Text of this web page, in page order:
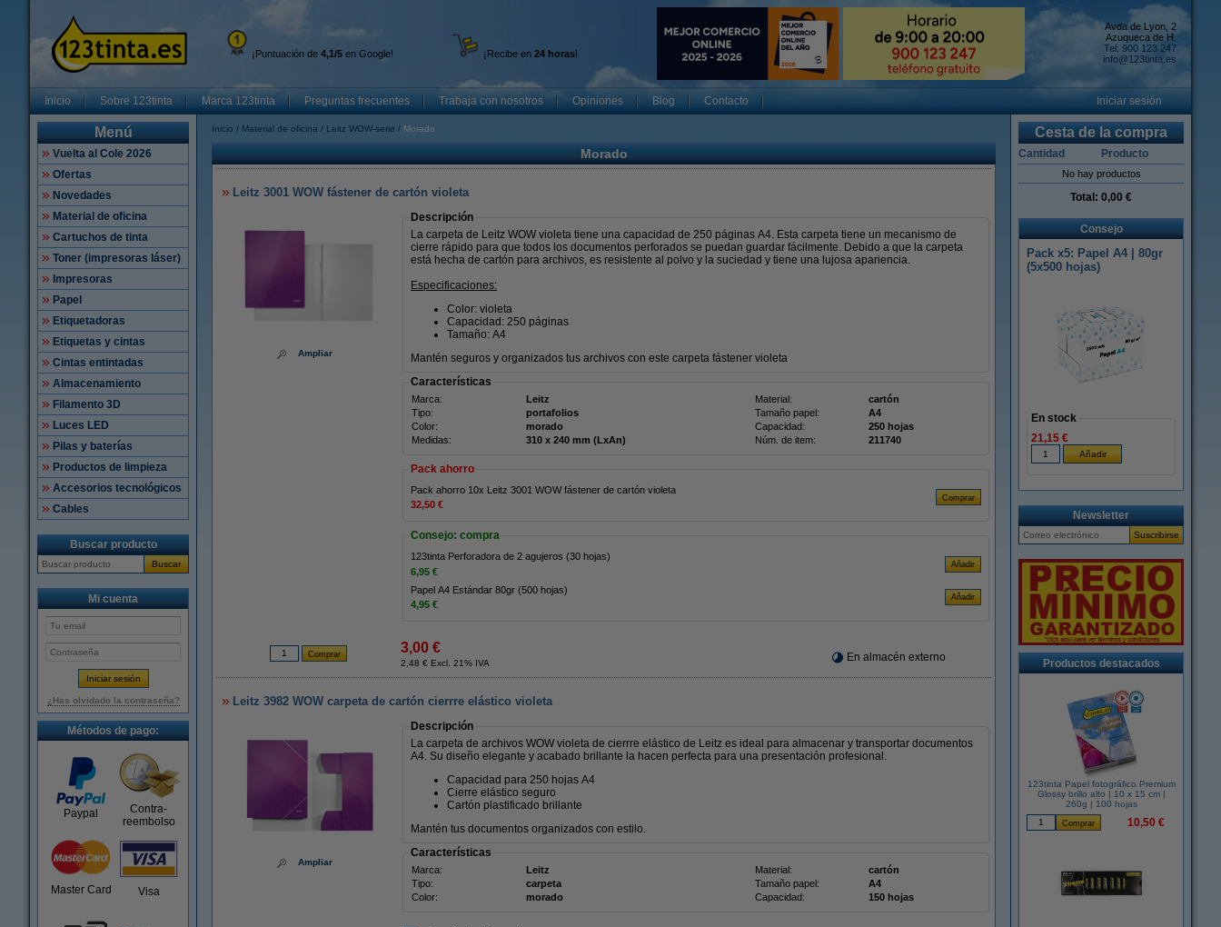
¡Puntuación de 4,1/5 en Google! ¡Recibe en 24 horas!
Avda de Lyon, 2
Azuqueca de H.
Tel: 900 123 247
info@123tinta.es
Inicio Sobre 123tinta Marca 123tinta Preguntas frecuentes Trabaja con nosotros Opiniones Blog Contacto Iniciar sesión
Menú
Vuelta al Cole 2026
Ofertas
Novedades
Material de oficina
Cartuchos de tinta
Toner (impresoras láser)
Impresoras
Papel
Etiquetadoras
Etiquetas y cintas
Cintas entintadas
Almacenamiento
Filamento 3D
Luces LED
Pilas y baterías
Productos de limpieza
Accesorios tecnológicos
Cables
Buscar producto
Buscar
Mi cuenta
¿Has olvidado la contraseña?
Métodos de pago:
Paypal
Contra-
reembolso
Master Card Visa
Inicio Material de oficina Leitz WOW-serie Morado
Morado
Leitz 3001 WOW fástener de cartón violeta
Ampliar
Descripción
La carpeta de Leitz WOW violeta tiene una capacidad de 250 páginas A4. Esta carpeta tiene un mecanismo de
cierre rápido para que todos los documentos perforados se puedan guardar fácilmente. Debido a que la carpeta
está hecha de cartón para archivos, es resistente al polvo y la suciedad y tiene una lujosa apariencia.
Especificaciones:
Color: violeta
Capacidad: 250 páginas
Tamaño: A4
Mantén seguros y organizados tus archivos con este carpeta fástener violeta
Características
Marca: Leitz Material:
cartón
Tipo:
portafolios Tamaño papel:
A4
Color:
morado Capacidad:
250 hojas
Medidas:
310 x 240 mm (LxAn) Núm. de item: 211740
Pack ahorro
Pack ahorro 10x Leitz 3001 WOW fástener de cartón violeta
32,50 €
Consejo: compra
123tinta Perforadora de 2 agujeros (30 hojas)
6,95 €
Papel A4 Estándar 80gr (500 hojas)
4,95 €
3,00 €
2,48 € Excl. 21% IVA En almacén externo
Leitz 3982 WOW carpeta de cartón cierrre elástico violeta
Ampliar
Descripción
La carpeta de archivos WOW violeta de cierrre elástico de Leitz es ideal para almacenar y transportar documentos
A4. Su diseño elegante y acabado brillante la hacen perfecta para una presentación profesional.
Capacidad para 250 hojas A4
Cierre elástico seguro
Cartón plastificado brillante
Mantén tus documentos organizados con estilo.
Características
Marca: Leitz Material:
cartón
Tipo:
carpeta Tamaño papel:
A4
Color:
morado Capacidad: 150 hojas
Cesta de la compra
Cantidad Producto
No hay productos
Total: 0,00 €
Consejo
Pack x5: Papel A4 | 80gr
(5x500 hojas)
En stock
21,15 €
Newsletter
Productos destacados
123tinta Papel fotográfico Premium
Glossy brillo alto | 10 x 15 cm |
260g | 100 hojas
10,50 €